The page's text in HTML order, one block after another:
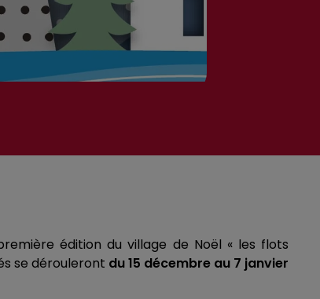
édition du village de Noël « les flots
se dérouleront du 15 décembre au 7 janvier